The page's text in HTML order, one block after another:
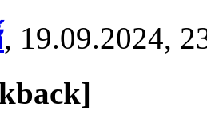
, 19.09.2024,